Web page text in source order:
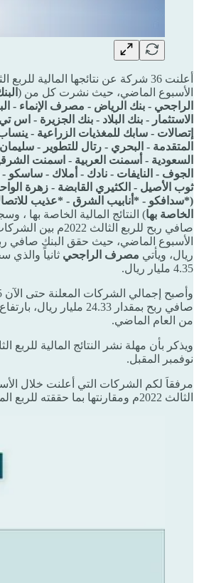
الأسبوع الماضي، حيث نشرت كل من (
الراجحي - بنك الرياض - مصرف الإنماء -
الاستثمار - بنك البلاد - بنك الجزيرة -
إتصالات - سابك للمغذيات الزراعية -
المتقدمة - البحري - رتال للتطوير -
السعودية - أسمنت العربية - اسمنت
الجوف - النايفات - نادك - أملاك - ساسكو
ثوب الأصيل - الكثيري القابضة - زهرة
(*سدافكو - *أنابيب الشرق - *عذيب
الخاصة بها) النتائج المالية الخاصة بها ،
صافي ربح للربع الثالث
ريال، ويأتي مصرف الراجحي ثانياً والذي
4.35 مليار ريال.
من العام الماضي.
نوفمبر المقبل.
مرفقاَ لكم الشركات التي أعلنت خلال
الثالث 2022م ومقارنتها بما حققته للربع المماثل من العام الماضي :